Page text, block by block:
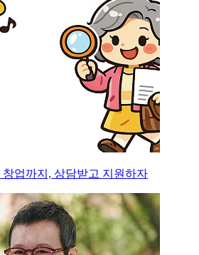
업까지, 상담받고 지원하자